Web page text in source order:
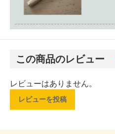
この商品のレビュー
レビューはありません。
レビューを投稿